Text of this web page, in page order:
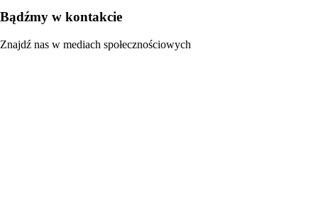
Bądźmy w kontakcie
Znajdź nas w mediach społecznościowych